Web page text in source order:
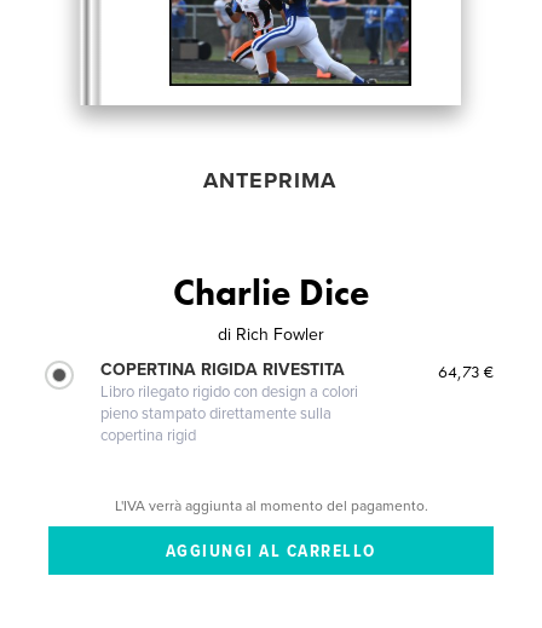
ANTEPRIMA
Charlie Dice
di Rich Fowler
COPERTINA RIGIDA RIVESTITA
Libro rilegato rigido con design a colori
pieno stampato direttamente sulla
copertina rigid
64,73 €
L'IVA verrà aggiunta al momento del pagamento.